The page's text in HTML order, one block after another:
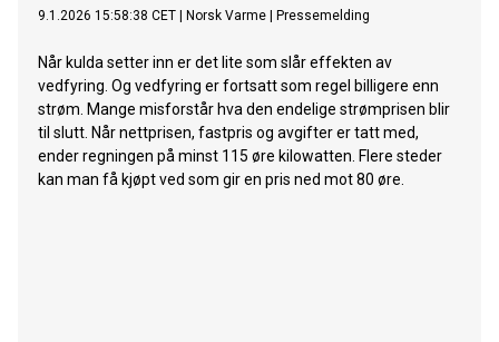
9.1.2026 15:58:38 CET Norsk Varme Pressemelding
Når kulda setter inn er det lite som slår effekten av
vedfyring. Og vedfyring er fortsatt som regel billigere enn
strøm. Mange misforstår hva den endelige strømprisen blir
til slutt. Når nettprisen, fastpris og avgifter er tatt med,
ender regningen på minst 115 øre kilowatten. Flere steder
kan man få kjøpt ved som gir en pris ned mot 80 øre.